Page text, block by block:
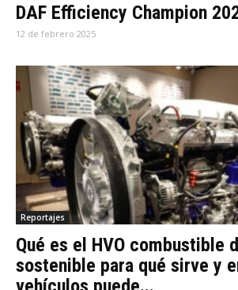
DAF Efficiency Champion
12 de febrero 2025
Reportajes
Qué es el HVO combustible
sostenible para qué sirve y